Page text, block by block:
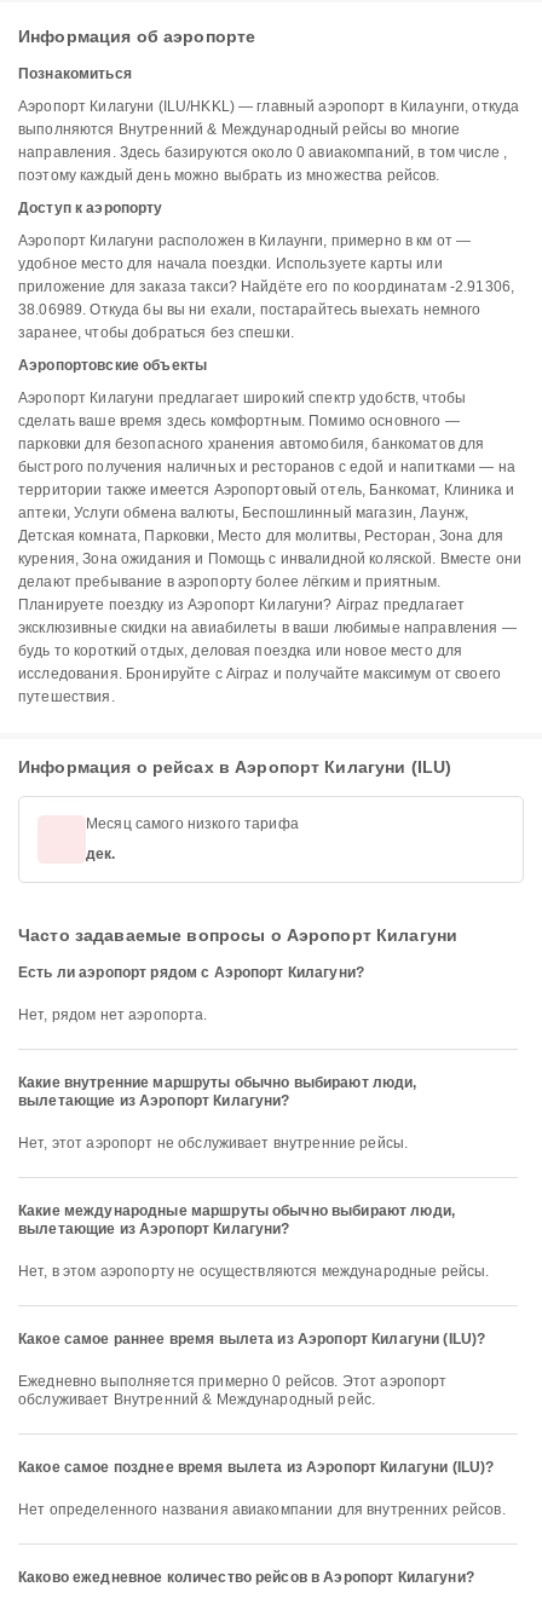
Информация об аэропорте
Познакомиться
Аэропорт Килагуни (ILU/HKKL) — главный аэропорт в Килаунги, откуда
выполняются Внутренний & Международный рейсы во многие
направления. Здесь базируются около 0 авиакомпаний, в том числе ,
поэтому каждый день можно выбрать из множества рейсов.
Доступ к аэропорту
Аэропорт Килагуни расположен в Килаунги, примерно в км от —
удобное место для начала поездки. Используете карты или
приложение для заказа такси? Найдёте его по координатам -2.91306,
38.06989. Откуда бы вы ни ехали, постарайтесь выехать немного
заранее, чтобы добраться без спешки.
Аэропортовские объекты
Аэропорт Килагуни предлагает широкий спектр удобств, чтобы
сделать ваше время здесь комфортным. Помимо основного —
парковки для безопасного хранения автомобиля, банкоматов для
быстрого получения наличных и ресторанов с едой и напитками — на
территории также имеется Аэропортовый отель, Банкомат, Клиника и
аптеки, Услуги обмена валюты, Беспошлинный магазин, Лаунж,
Детская комната, Парковки, Место для молитвы, Ресторан, Зона для
курения, Зона ожидания и Помощь с инвалидной коляской. Вместе они
делают пребывание в аэропорту более лёгким и приятным.
Планируете поездку из Аэропорт Килагуни? Airpaz предлагает
эксклюзивные скидки на авиабилеты в ваши любимые направления —
будь то короткий отдых, деловая поездка или новое место для
исследования. Бронируйте с Airpaz и получайте максимум от своего
путешествия.
Информация о рейсах в Аэропорт Килагуни (ILU)
Месяц самого низкого тарифа
дек.
Часто задаваемые вопросы о Аэропорт Килагуни
Есть ли аэропорт рядом с Аэропорт Килагуни?
Нет, рядом нет аэропорта.
Какие внутренние маршруты обычно выбирают люди,
вылетающие из Аэропорт Килагуни?
Нет, этот аэропорт не обслуживает внутренние рейсы.
Какие международные маршруты обычно выбирают люди,
вылетающие из Аэропорт Килагуни?
Нет, в этом аэропорту не осуществляются международные рейсы.
Какое самое раннее время вылета из Аэропорт Килагуни (ILU)?
Ежедневно выполняется примерно 0 рейсов. Этот аэропорт
обслуживает Внутренний & Международный рейс.
Какое самое позднее время вылета из Аэропорт Килагуни (ILU)?
Нет определенного названия авиакомпании для внутренних рейсов.
Каково ежедневное количество рейсов в Аэропорт Килагуни?